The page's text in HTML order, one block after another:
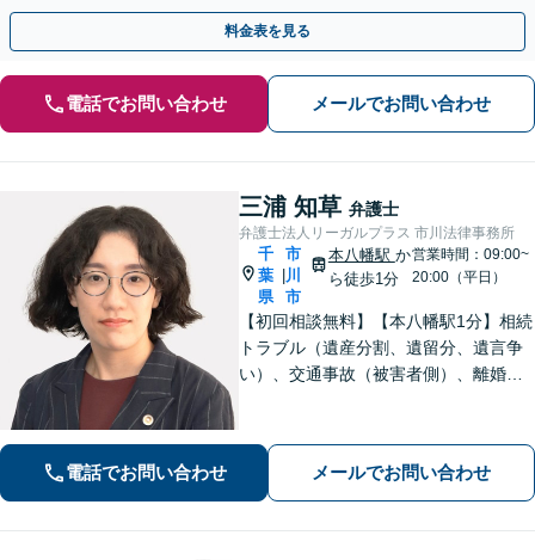
ーランス・個人事業主のサポート」
料金表を見る
電話でお問い合わせ メールでお問い合わせ
三浦 知草 弁護士
弁護士法人リーガルプラス 市川法律事務所
千
葉
県
市
川
市
本八幡駅 か
ら徒歩1分
営業時間：09:00~
20:00（平日）
【初回相談無料】【本八幡駅1分】相続
トラブル（遺産分割、遺留分、遺言争
い）、交通事故（被害者側）、離婚・
電話でお問い合わせ メールでお問い合わせ